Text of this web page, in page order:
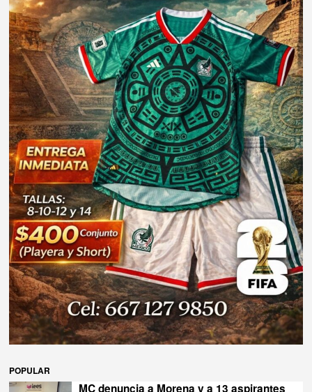
POPULAR
MC denuncia a Morena y a 13 aspirantes